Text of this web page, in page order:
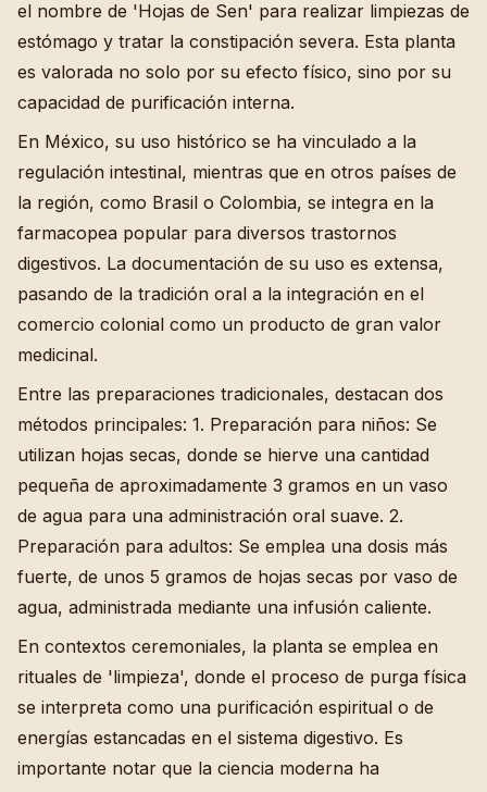
el nombre de 'Hojas de Sen' para realizar limpiezas de
estómago y tratar la constipación severa. Esta planta
es valorada no solo por su efecto físico, sino por su
capacidad de purificación interna.
En México, su uso histórico se ha vinculado a la
regulación intestinal, mientras que en otros países de
la región, como Brasil o Colombia, se integra en la
farmacopea popular para diversos trastornos
digestivos. La documentación de su uso es extensa,
pasando de la tradición oral a la integración en el
comercio colonial como un producto de gran valor
medicinal.
Entre las preparaciones tradicionales, destacan dos
métodos principales: 1. Preparación para niños: Se
utilizan hojas secas, donde se hierve una cantidad
pequeña de aproximadamente 3 gramos en un vaso
de agua para una administración oral suave. 2.
Preparación para adultos: Se emplea una dosis más
fuerte, de unos 5 gramos de hojas secas por vaso de
agua, administrada mediante una infusión caliente.
En contextos ceremoniales, la planta se emplea en
rituales de 'limpieza', donde el proceso de purga física
se interpreta como una purificación espiritual o de
energías estancadas en el sistema digestivo. Es
importante notar que la ciencia moderna ha